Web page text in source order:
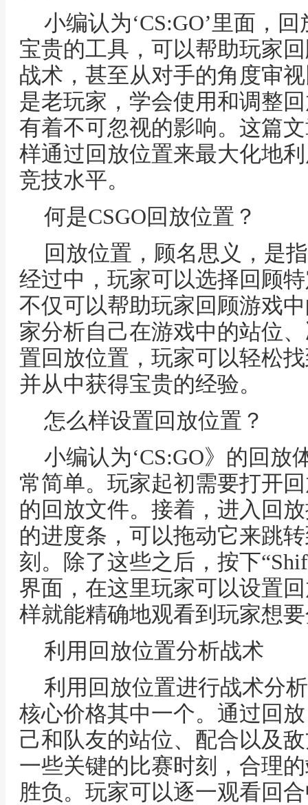
小编认为‘CS:GO’里面，
宝贵的工具，可以帮助玩家
战术，甚至从对手的角度审
是老玩家，学会使用和调整
有着不可忽视的影响。这篇
样通过回放位置来最大化地
竞技水平。
何是CSGO回放位置？
回放位置，顾名思义，是
经过中，玩家可以选择回顾
不仅可以帮助玩家回顾游戏
家分析自己在游戏中的站位
置回放位置，玩家可以轻松
并从中获得宝贵的经验。
怎么样设置回放位置？
小编认为‘CS:GO》的回放
常简单。玩家起初需要打开
的回放文件。接着，进入回
的进度条，可以拖动它来跳
刻。除了这些之后，按下
界面，在这里玩家可以设置
样就能精确地观看到玩家想
利用回放位置分析战术
利用回放位置进行战术分
核心价格其中一个。通过回
己和队友的站位、配合以及
一些关键的比赛时刻，合理
胜负。玩家可以逐一观看回